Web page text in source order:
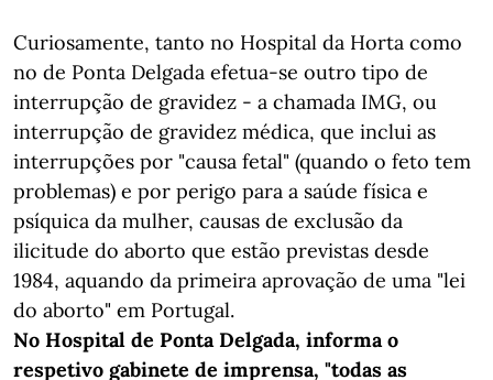
Curiosamente, tanto no Hospital da Horta como
no de Ponta Delgada efetua-se outro tipo de
interrupção de gravidez - a chamada IMG, ou
interrupção de gravidez médica, que inclui as
interrupções por "causa fetal" (quando o feto tem
problemas) e por perigo para a saúde física e
psíquica da mulher, causas de exclusão da
ilicitude do aborto que estão previstas desde
1984, aquando da primeira aprovação de uma "lei
do aborto" em Portugal.
No Hospital de Ponta Delgada, informa o
respetivo gabinete de imprensa, "todas as